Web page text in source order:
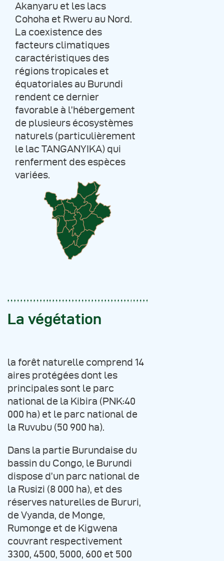
Akanyaru et les lacs
Cohoha et Rweru au Nord.
La coexistence des
facteurs climatiques
caractéristiques des
régions tropicales et
équatoriales au Burundi
rendent ce dernier
favorable à l’hébergement
de plusieurs écosystèmes
naturels (particulièrement
le lac TANGANYIKA) qui
renferment des espèces
variées.
La végétation
la forêt naturelle comprend 14
aires protégées dont les
principales sont le parc
national de la Kibira (PNK:40
000 ha) et le parc national de
la Ruvubu (50 900 ha).
Dans la partie Burundaise du
bassin du Congo, le Burundi
dispose d’un parc national de
la Rusizi (8 000 ha), et des
réserves naturelles de Bururi,
de Vyanda, de Monge,
Rumonge et de Kigwena
couvrant respectivement
3300, 4500, 5000, 600 et 500